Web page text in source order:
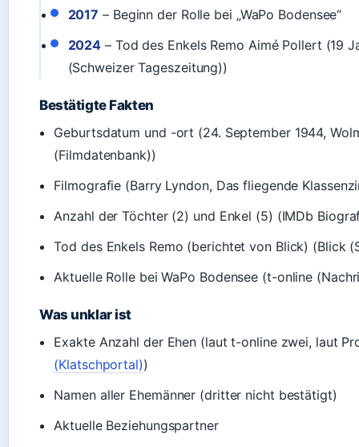
2017 – Beginn der Rolle bei „WaPo Bodensee“
2024 – Tod des Enkels Remo Aimé Pollert (19
(Schweizer Tageszeitung))
Bestätigte Fakten
Geburtsdatum und -ort (24. September 1944,
(Filmdatenbank))
Filmografie (Barry Lyndon, Das fliegende
Anzahl der Töchter (2) und Enkel (5) (IMDb
Tod des Enkels Remo (berichtet von Blick) (Blick
Aktuelle Rolle bei WaPo Bodensee (t-online
Was unklar ist
Exakte Anzahl der Ehen (laut t-online zwei, laut
(Klatschportal))
Namen aller Ehemänner (dritter nicht bestätigt)
Aktuelle Beziehungspartner